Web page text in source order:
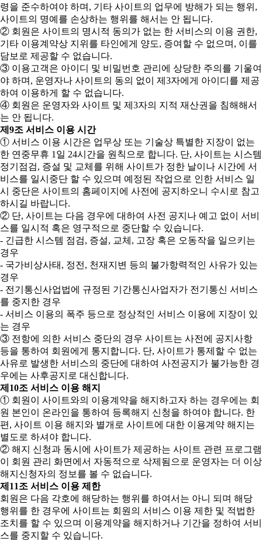
령을 준수하여야 하며, 기타 사이트의 업무에 방해가 되는 행위,
사이트의 명예를 손상하는 행위를 해서는 안 됩니다.
② 회원은 사이트의 명시적 동의가 없는 한 서비스의 이용 권한,
기타 이용계약상 지위를 타인에게 양도, 증여할 수 없으며, 이를
담보로 제공할 수 없습니다.
③ 이용고객은 아이디 및 비밀번호 관리에 상당한 주의를 기울여
야 하며, 운영자나 사이트의 동의 없이 제3자에게 아이디를 제공
하여 이용하게 할 수 없습니다.
④ 회원은 운영자와 사이트 및 제3자의 지적 재산권을 침해해서
는 안 됩니다.
제9조 서비스 이용 시간
① 서비스 이용 시간은 업무상 또는 기술상 특별한 지장이 없는
한 연중무휴 1일 24시간을 원칙으로 합니다. 단, 사이트는 시스템
정기점검, 증설 및 교체를 위해 사이트가 정한 날이나 시간에 서
비스를 일시중단 할 수 있으며 예정된 작업으로 인한 서비스 일
시 중단은 사이트의 홈페이지에 사전에 공지하오니 수시로 참고
하시길 바랍니다.
② 단, 사이트는 다음 경우에 대하여 사전 공지나 예고 없이 서비
스를 일시적 혹은 영구적으로 중단할 수 있습니다.
- 긴급한 시스템 점검, 증설, 교체, 고장 혹은 오동작을 일으키는
경우
- 국가비상사태, 정전, 천재지변 등의 불가항력적인 사유가 있는
경우
- 전기통신사업법에 규정된 기간통신사업자가 전기통신 서비스
를 중지한 경우
- 서비스 이용의 폭주 등으로 정상적인 서비스 이용에 지장이 있
는 경우
③ 전항에 의한 서비스 중단의 경우 사이트는 사전에 공지사항
등을 통하여 회원에게 통지합니다. 단, 사이트가 통제할 수 없는
사유로 발생한 서비스의 중단에 대하여 사전공지가 불가능한 경
우에는 사후공지로 대신합니다.
제10조 서비스 이용 해지
① 회원이 사이트와의 이용계약을 해지하고자 하는 경우에는 회
원 본인이 온라인을 통하여 등록해지 신청을 하여야 합니다. 한
편, 사이트 이용 해지와 별개로 사이트에 대한 이용계약 해지는
별도로 하셔야 합니다.
② 해지 신청과 동시에 사이트가 제공하는 사이트 관련 프로그램
이 회원 관리 화면에서 자동적으로 삭제됨으로 운영자는 더 이상
해지신청자의 정보를 볼 수 없습니다.
제11조 서비스 이용 제한
회원은 다음 각호에 해당하는 행위를 하여서는 아니 되며 해당
행위를 한 경우에 사이트는 회원의 서비스 이용 제한 및 적법한
조치를 할 수 있으며 이용계약을 해지하거나 기간을 정하여 서비
스를 중지할 수 있습니다.